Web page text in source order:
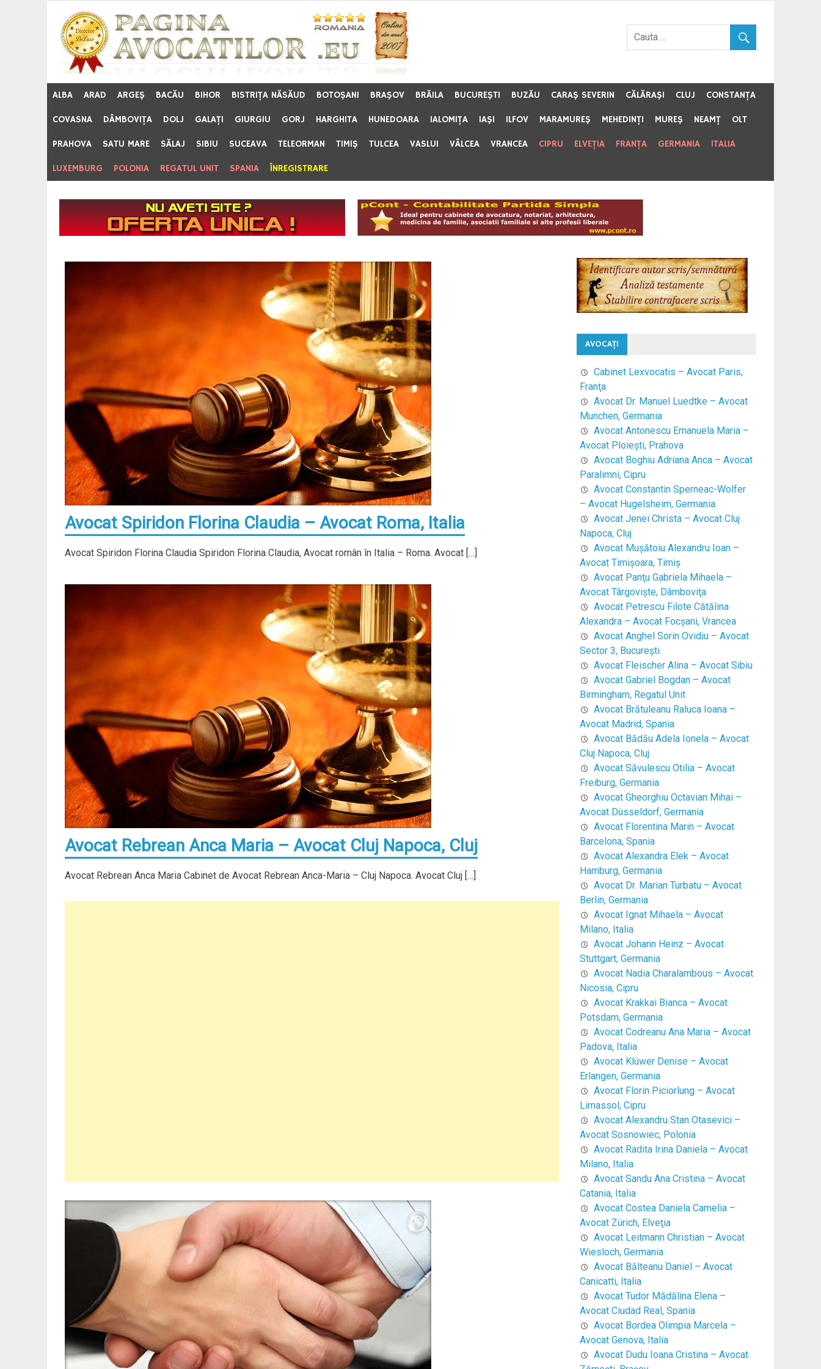
content
ALBA ARAD ARGEŞ BACĂU BIHOR BISTRIŢA NĂSĂUD BOTOŞANI BRAŞOV BRĂILA BUCUREŞTI BUZĂU CARAŞ SEVERIN CĂLĂRAŞI CLUJ CONSTANŢA
COVASNA DÂMBOVIŢA DOLJ GALAŢI GIURGIU GORJ HARGHITA HUNEDOARA IALOMIŢA IAŞI ILFOV MARAMUREŞ MEHEDINŢI MUREŞ NEAMŢ OLT
PRAHOVA SATU MARE SĂLAJ SIBIU SUCEAVA TELEORMAN TIMIŞ TULCEA VASLUI VÂLCEA VRANCEA CIPRU ELVEŢIA FRANŢA GERMANIA ITALIA
LUXEMBURG POLONIA REGATUL UNIT SPANIA ÎNREGISTRARE
Avocat Spiridon Florina Claudia – Avocat Roma, Italia
Avocat Spiridon Florina Claudia Spiridon Florina Claudia, Avocat român în Italia – Roma. Avocat […]
Avocat Rebrean Anca Maria – Avocat Cluj Napoca, Cluj
Avocat Rebrean Anca Maria Cabinet de Avocat Rebrean Anca-Maria – Cluj Napoca. Avocat Cluj […]
AVOCAŢI
Cabinet Lexvocatis – Avocat Paris,
Franţa
Avocat Dr. Manuel Luedtke – Avocat
Munchen, Germania
Avocat Antonescu Emanuela Maria –
Avocat Ploieşti, Prahova
Avocat Boghiu Adriana Anca – Avocat
Paralimni, Cipru
Avocat Constantin Sperneac-Wolfer
– Avocat Hugelsheim, Germania
Avocat Jenei Christa – Avocat Cluj
Napoca, Cluj
Avocat Mușătoiu Alexandru Ioan –
Avocat Timişoara, Timiş
Avocat Panţu Gabriela Mihaela –
Avocat Târgovişte, Dâmboviţa
Avocat Petrescu Filote Cătălina
Alexandra – Avocat Focşani, Vrancea
Avocat Anghel Sorin Ovidiu – Avocat
Sector 3, Bucureşti
Avocat Fleischer Alina – Avocat Sibiu
Avocat Gabriel Bogdan – Avocat
Birmingham, Regatul Unit
Avocat Brătuleanu Raluca Ioana –
Avocat Madrid, Spania
Avocat Bădău Adela Ionela – Avocat
Cluj Napoca, Cluj
Avocat Săvulescu Otilia – Avocat
Freiburg, Germania
Avocat Gheorghiu Octavian Mihai –
Avocat Düsseldorf, Germania
Avocat Florentina Marin – Avocat
Barcelona, Spania
Avocat Alexandra Elek – Avocat
Hamburg, Germania
Avocat Dr. Marian Turbatu – Avocat
Berlin, Germania
Avocat Ignat Mihaela – Avocat
Milano, Italia
Avocat Johann Heinz – Avocat
Stuttgart, Germania
Avocat Nadia Charalambous – Avocat
Nicosia, Cipru
Avocat Krakkai Bianca – Avocat
Potsdam, Germania
Avocat Codreanu Ana Maria – Avocat
Padova, Italia
Avocat Klüwer Denise – Avocat
Erlangen, Germania
Avocat Florin Piciorlung – Avocat
Limassol, Cipru
Avocat Alexandru Stan Otasevici –
Avocat Sosnowiec, Polonia
Avocat Radita Irina Daniela – Avocat
Milano, Italia
Avocat Sandu Ana Cristina – Avocat
Catania, Italia
Avocat Costea Daniela Camelia –
Avocat Zürich, Elveţia
Avocat Leitmann Christian – Avocat
Wiesloch, Germania
Avocat Bălteanu Daniel – Avocat
Canicatti, Italia
Avocat Tudor Mădălina Elena –
Avocat Ciudad Real, Spania
Avocat Bordea Olimpia Marcela –
Avocat Genova, Italia
Avocat Dudu Ioana Cristina – Avocat